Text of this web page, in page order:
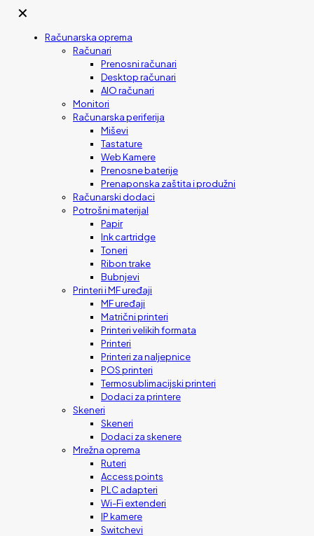
✕
Računarska oprema
Računari
Prenosni računari
Desktop računari
AIO računari
Monitori
Računarska periferija
Miševi
Tastature
Web Kamere
Prenosne baterije
Prenaponska zaštita i produžni
Računarski dodaci
Potrošni materijal
Papir
Ink cartridge
Toneri
Ribon trake
Bubnjevi
Printeri i MF uređaji
MF uređaji
Matrični printeri
Printeri velikih formata
Printeri
Printeri za naljepnice
POS printeri
Termosublimacijski printeri
Dodaci za printere
Skeneri
Skeneri
Dodaci za skenere
Mrežna oprema
Ruteri
Access points
PLC adapteri
Wi-Fi extenderi
IP kamere
Switchevi